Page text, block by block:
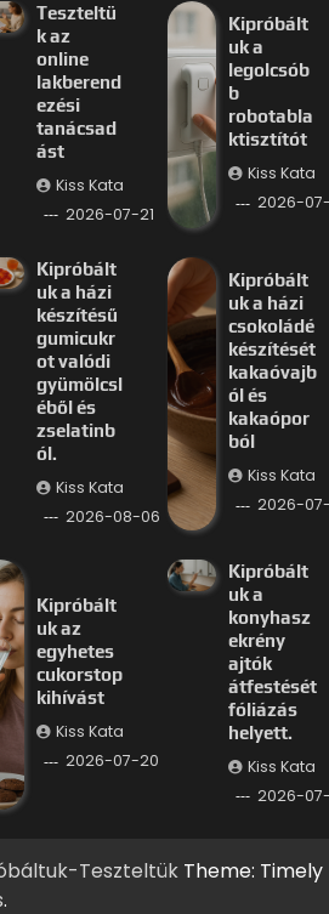
Teszteltü
k az
online
lakberend
ezési
tanácsad
ást
Kiss Kata
2026-07-21
Kipróbált
uk a
legolcsób
b
robotabla
ktisztítót
Kiss Kata
2026-
Kipróbált
uk a házi
készítésű
gumicukr
ot valódi
gyümölcsl
éből és
zselatinb
ól.
Kiss Kata
2026-08-06
Kipróbált
uk a házi
csokoládé
készítését
kakaóvajb
ól és
kakaópor
ból
Kiss Kata
2026-
Kipróbált
uk az
egyhetes
cukorstop
kihívást
Kiss Kata
2026-07-20
Kipróbált
uk a
konyhasz
ekrény
ajtók
átfestését
fóliázás
helyett.
Kiss Kata
2026-
Teszteltük Theme: Timely
.